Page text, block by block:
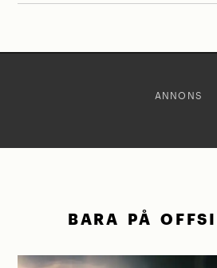
ANNONS
BARA PÅ